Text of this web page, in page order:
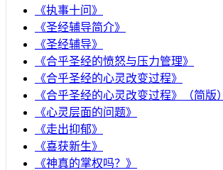
《执事十问》
《圣经辅导简介》
《圣经辅导》
​《合乎圣经的愤怒与压力管理》
《合乎圣经的心灵改变过程》
《合乎圣经的心灵改变过程》（简版）
《心灵层面的问题》
《走出抑郁》
《喜获新生》
《神真的掌权吗？》